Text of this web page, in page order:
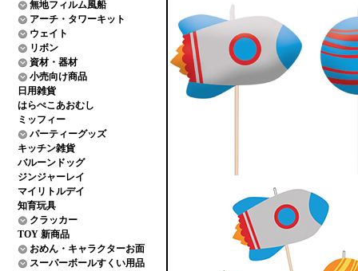
無地フィルム風船
アーチ・タワーキット
ウェイト
リボン
資材・器材
小売向け商品
日用雑貨
はらぺこあおむし
ミッフィー
パーティーグッズ
キッチン雑貨
バルーンドッグ
ジンジャーレイ
マイリトルデイ
知育玩具
クラッカー
TOY 新商品
おめん・キャラクターお面
スーパーボールすくい用品